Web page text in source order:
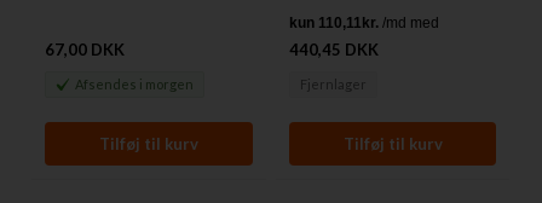
67,00 DKK
Afsendes i morgen
Defender
440,45 DKK
Fjernlager